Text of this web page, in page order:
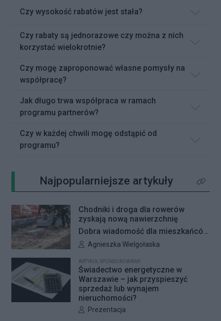
Czy wysokość rabatów jest stała?
Czy rabaty są jednorazowe czy można z nich
korzystać wielokrotnie?
Czy mogę zaproponować własne pomysły na
współpracę?
Jak długo trwa współpraca w ramach
programu partnerów?
Czy w każdej chwili mogę odstąpić od
programu?
Najpopularniejsze artykuły Kliknij
Chodniki i droga dla rowerów
zyskają nową nawierzchnię
Dobra wiadomość dla mieszkańców
Woli i Żoliborza. Zarząd Dróg
remonty infrastruktury dla pieszych
i rowerzystów. Oferty w
przetargach zostały już otwarte, a
jeśli wszystko przebiegnie zgodnie
z planem, nowe nawierzchnie
Autor artykułu:
Agnieszka Wielgołaska
ARTYKUŁ SPONSOROWANY
Świadectwo energetyczne w
Warszawie – jak przyspieszyć
sprzedaż lub wynajem
nieruchomości?
Autor artykułu:
Prezentacja